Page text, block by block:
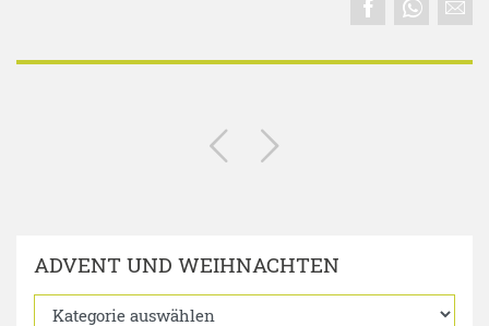
ADVENT UND WEIHNACHTEN